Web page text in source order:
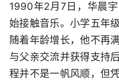
1990年2月7日，华晨
始接触音乐。小学五年
随着年龄增长，他不再
与父亲交流并获得支持
程并不是一帆风顺，但